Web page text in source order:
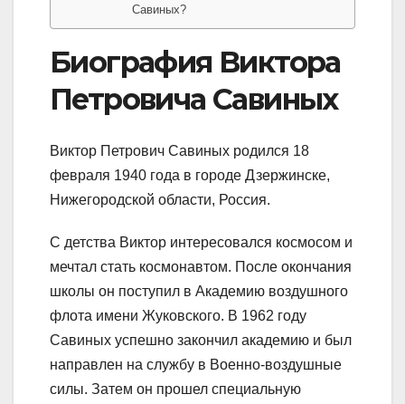
Савиных?
Биография Виктора
Петровича Савиных
Виктор Петрович Савиных родился 18
февраля 1940 года в городе Дзержинске,
Нижегородской области, Россия.
С детства Виктор интересовался космосом и
мечтал стать космонавтом. После окончания
школы он поступил в Академию воздушного
флота имени Жуковского. В 1962 году
Савиных успешно закончил академию и был
направлен на службу в Военно-воздушные
силы. Затем он прошел специальную